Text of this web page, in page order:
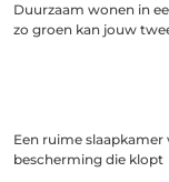
Duurzaam wonen in
zo groen kan jouw
Een ruime slaapkamer
bescherming die klopt